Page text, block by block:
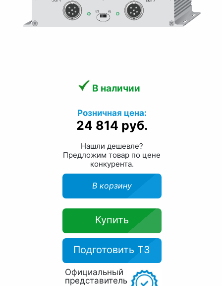
В наличии
Розничная цена:
24 814 руб.
Нашли дешевле?
Предложим товар по цене
конкурента.
В корзину
Купить
Подготовить ТЗ
Официальный
представитель